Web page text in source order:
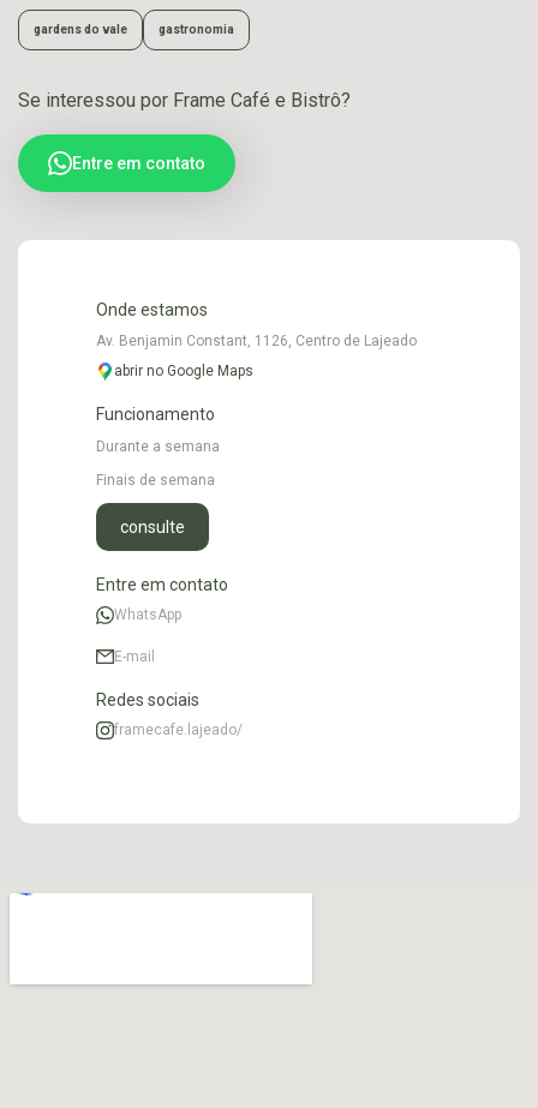
gardens do vale gastronomia
Se interessou por Frame Café e Bistrô?
Entre em contato
Onde estamos
Av. Benjamin Constant, 1126, Centro de Lajeado
abrir no Google Maps
Funcionamento
Durante a semana
Finais de semana
consulte
Entre em contato
WhatsApp
E-mail
Redes sociais
framecafe.lajeado/